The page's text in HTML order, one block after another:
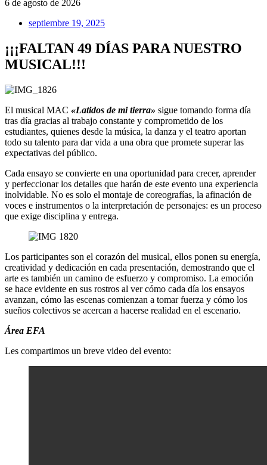
6 de agosto de 2026
septiembre 19, 2025
¡¡¡FALTAN 49 DÍAS PARA NUESTRO
MUSICAL!!!
El musical MAC «Latidos de mi tierra» sigue tomando forma día
tras día gracias al trabajo constante y comprometido de los
estudiantes, quienes desde la música, la danza y el teatro aportan
todo su talento para dar vida a una obra que promete superar las
expectativas del público.
Cada ensayo se convierte en una oportunidad para crecer, aprender
y perfeccionar los detalles que harán de este evento una experiencia
inolvidable. No es solo el montaje de coreografías, la afinación de
voces e instrumentos o la interpretación de personajes: es un proceso
que exige disciplina y entrega.
Los participantes son el corazón del musical, ellos ponen su energía,
creatividad y dedicación en cada presentación, demostrando que el
arte es también un camino de esfuerzo y compromiso. La emoción
se hace evidente en sus rostros al ver cómo cada día los ensayos
avanzan, cómo las escenas comienzan a tomar fuerza y cómo los
sueños colectivos se acercan a hacerse realidad en el escenario.
Área EFA
Les compartimos un breve video del evento: